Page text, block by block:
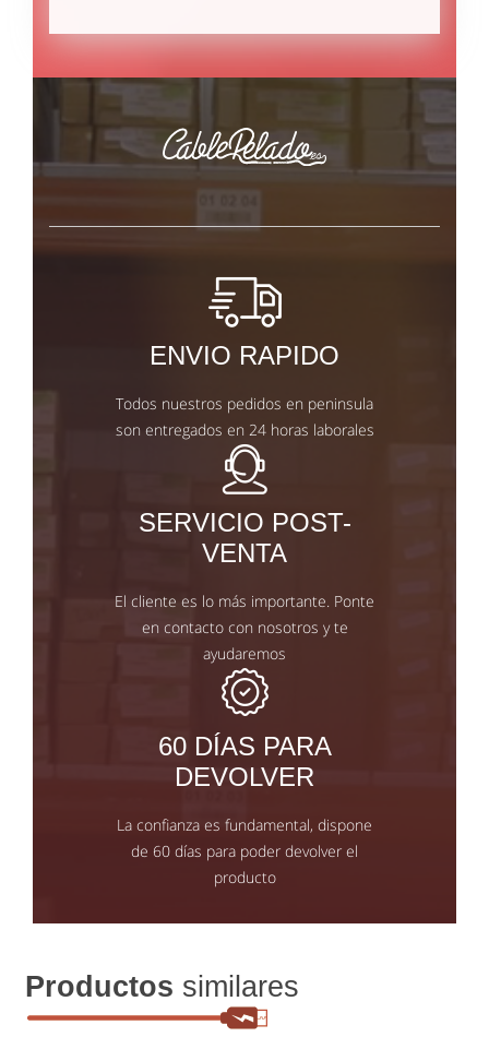
ENVIO RAPIDO
Todos nuestros pedidos en peninsula
son entregados en 24 horas laborales
SERVICIO POST-
VENTA
El cliente es lo más importante. Ponte
en contacto con nosotros y te
ayudaremos
60 DÍAS PARA
DEVOLVER
La confianza es fundamental, dispone
de 60 días para poder devolver el
producto
Productos similares